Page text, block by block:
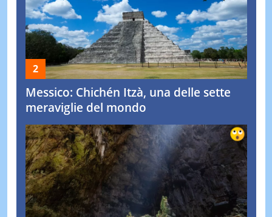
Messico: Chichén Itzà, una delle sette
meraviglie del mondo